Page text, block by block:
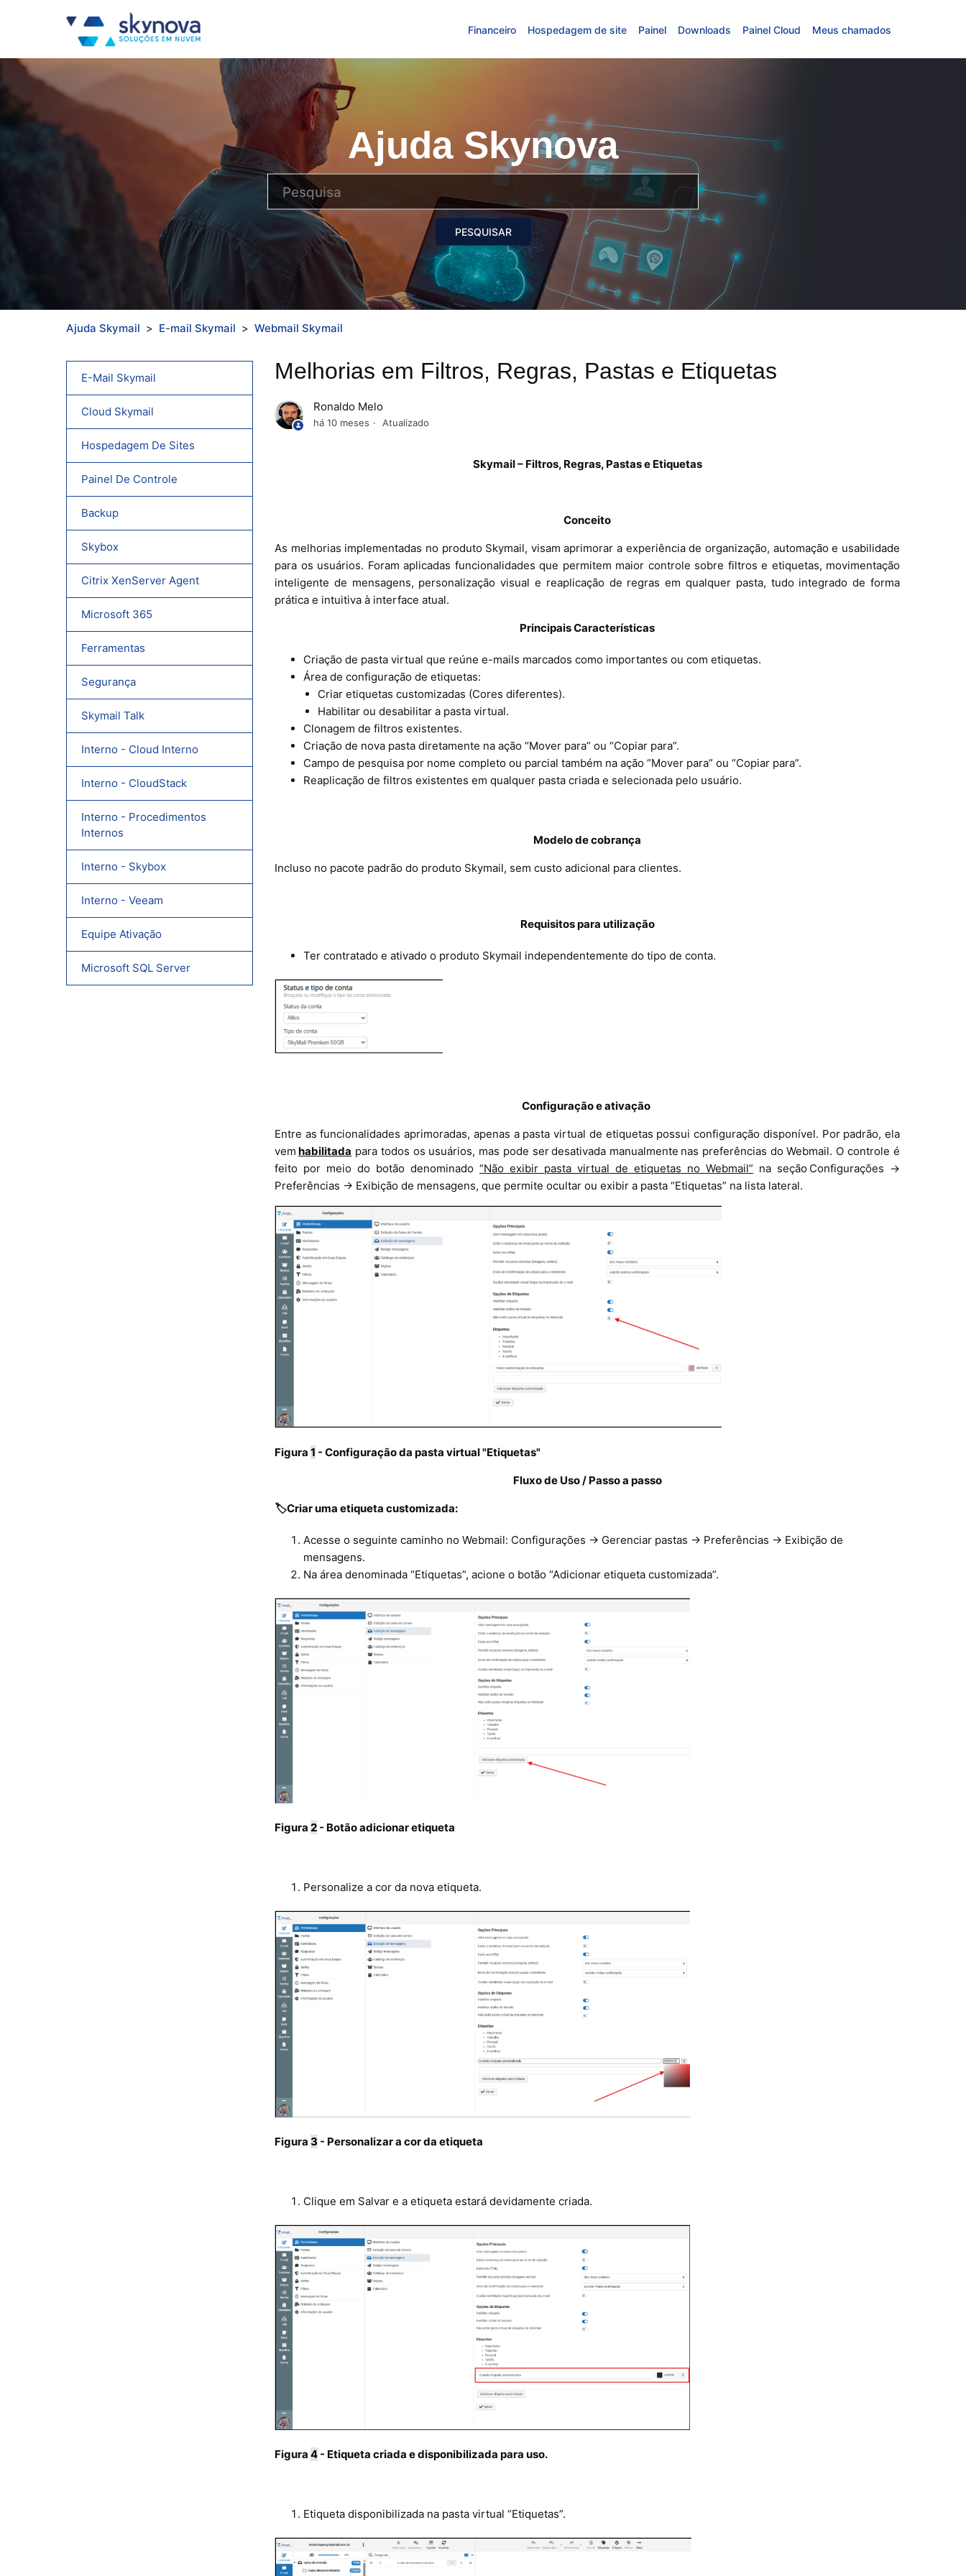
Financeiro Hospedagem de site Painel Downloads Painel Cloud Meus chamados
Ajuda Skynova
Ajuda Skymail E-mail Skymail Webmail Skymail
E-Mail Skymail
Cloud Skymail
Hospedagem De Sites
Painel De Controle
Backup
Skybox
Citrix XenServer Agent
Microsoft 365
Ferramentas
Segurança
Skymail Talk
Interno - Cloud Interno
Interno - CloudStack
Interno - Procedimentos
Internos
Interno - Skybox
Interno - Veeam
Equipe Ativação
Microsoft SQL Server
Melhorias em Filtros, Regras, Pastas e Etiquetas
Ronaldo Melo
há 10 meses Atualizado
Skymail – Filtros, Regras, Pastas e Etiquetas
Conceito
As melhorias implementadas no produto Skymail, visam aprimorar a experiência de organização, automação e usabilidade
para os usuários. Foram aplicadas funcionalidades que permitem maior controle sobre filtros e etiquetas, movimentação
inteligente de mensagens, personalização visual e reaplicação de regras em qualquer pasta, tudo integrado de forma
prática e intuitiva à interface atual.
Principais Características
Criação de pasta virtual que reúne e-mails marcados como importantes ou com etiquetas.
Área de configuração de etiquetas:
Criar etiquetas customizadas (Cores diferentes).
Habilitar ou desabilitar a pasta virtual.
Clonagem de filtros existentes.
Criação de nova pasta diretamente na ação “Mover para” ou “Copiar para”.
Campo de pesquisa por nome completo ou parcial também na ação “Mover para” ou “Copiar para”.
Reaplicação de filtros existentes em qualquer pasta criada e selecionada pelo usuário.
Modelo de cobrança
Incluso no pacote padrão do produto Skymail, sem custo adicional para clientes.
Requisitos para utilização
Ter contratado e ativado o produto Skymail independentemente do tipo de conta.
Configuração e ativação
Entre as funcionalidades aprimoradas, apenas a pasta virtual de etiquetas possui configuração disponível. Por padrão, ela
vem habilitada para todos os usuários, mas pode ser desativada manualmente nas preferências do Webmail. O controle é
feito por meio do botão denominado “Não exibir pasta virtual de etiquetas no Webmail” na seção Configurações →
Preferências → Exibição de mensagens, que permite ocultar ou exibir a pasta “Etiquetas” na lista lateral.
Figura 1 - Configuração da pasta virtual "Etiquetas"
Fluxo de Uso / Passo a passo
🏷️Criar uma etiqueta customizada:
Acesse o seguinte caminho no Webmail: Configurações → Gerenciar pastas → Preferências → Exibição de
mensagens.
Na área denominada “Etiquetas”, acione o botão “Adicionar etiqueta customizada”.
Figura 2 - Botão adicionar etiqueta
Personalize a cor da nova etiqueta.
Figura 3 - Personalizar a cor da etiqueta
Clique em Salvar e a etiqueta estará devidamente criada.
Figura 4 - Etiqueta criada e disponibilizada para uso.
Etiqueta disponibilizada na pasta virtual “Etiquetas”.